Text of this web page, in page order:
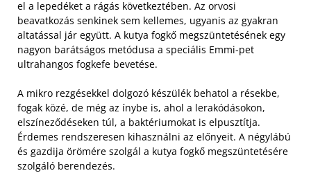
el a lepedéket a rágás következtében. Az orvosi
beavatkozás senkinek sem kellemes, ugyanis az gyakran
altatással jár együtt. A kutya fogkő megszüntetésének egy
nagyon barátságos metódusa a speciális Emmi-pet
ultrahangos fogkefe bevetése.
A mikro rezgésekkel dolgozó készülék behatol a résekbe,
fogak közé, de még az ínybe is, ahol a lerakódásokon,
elszíneződéseken túl, a baktériumokat is elpusztítja.
Érdemes rendszeresen kihasználni az előnyeit. A négylábú
és gazdija örömére szolgál a kutya fogkő megszüntetésére
szolgáló berendezés.